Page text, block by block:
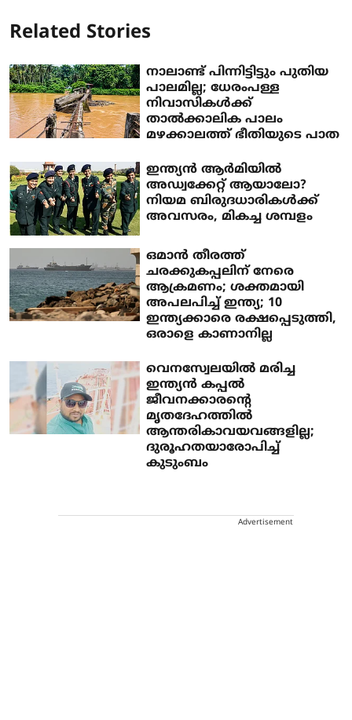
Related Stories
നാലാണ്ട് പിന്നിട്ടിട്ടും പുതിയ
പാലമില്ല; ധേരംപള്ള
നിവാസികൾക്ക്
താൽക്കാലിക പാലം
മഴക്കാലത്ത് ഭീതിയുടെ പാത
ഇന്ത്യൻ ആർമിയിൽ
അഡ്വക്കേറ്റ് ആയാലോ?
നിയമ ബിരുദധാരികൾക്ക്
അവസരം, മികച്ച ശമ്പളം
ഒമാൻ തീരത്ത്
ചരക്കുകപ്പലിന് നേരെ
ആക്രമണം; ശക്തമായി
അപലപിച്ച് ഇന്ത്യ; 10
ഇന്ത്യക്കാരെ രക്ഷപ്പെടുത്തി,
ഒരാളെ കാണാനില്ല
വെനസ്വേലയിൽ മരിച്ച
ഇന്ത്യൻ കപ്പൽ
ജീവനക്കാരന്റെ
മൃതദേഹത്തിൽ
ആന്തരികാവയവങ്ങളില്ല;
ദുരൂഹതയാരോപിച്ച്
കുടുംബം
Advertisement